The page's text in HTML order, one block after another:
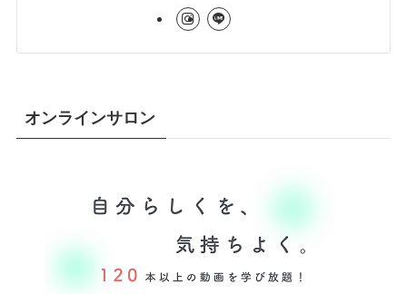
オンラインサロン